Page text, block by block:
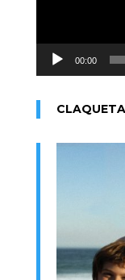
00:00
CLAQUETA